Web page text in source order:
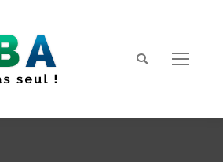
Search: